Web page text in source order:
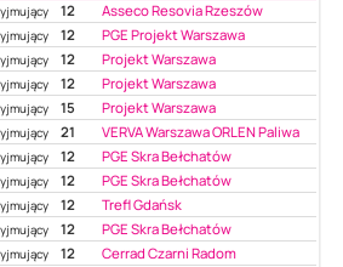
12 Asseco Resovia Rzeszów
12 PGE Projekt Warszawa
12 Projekt Warszawa
12 Projekt Warszawa
15 Projekt Warszawa
21 VERVA Warszawa ORLEN Paliwa
12 PGE Skra Bełchatów
12 PGE Skra Bełchatów
12 Trefl Gdańsk
12 PGE Skra Bełchatów
12 Cerrad Czarni Radom